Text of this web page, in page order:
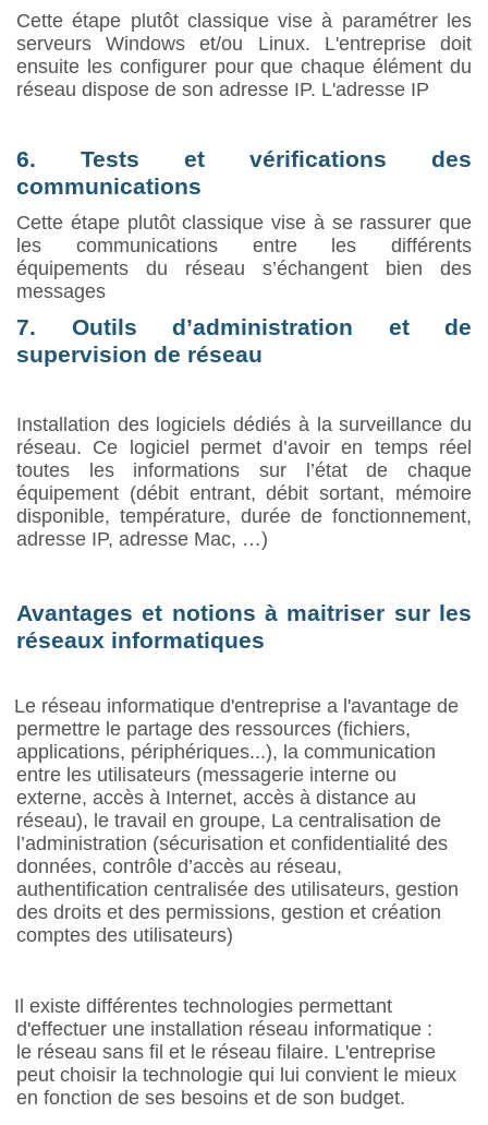
Cette étape plutôt classique vise à paramétrer les
serveurs Windows et/ou Linux. L'entreprise doit
ensuite les configurer pour que chaque élément du
réseau dispose de son adresse IP. L'adresse IP
6. Tests et vérifications des
communications
Cette étape plutôt classique vise à se rassurer que
les communications entre les différents
équipements du réseau s’échangent bien des
messages
7. Outils d’administration et de
supervision de réseau
Installation des logiciels dédiés à la surveillance du
réseau. Ce logiciel permet d’avoir en temps réel
toutes les informations sur l’état de chaque
équipement (débit entrant, débit sortant, mémoire
disponible, température, durée de fonctionnement,
adresse IP, adresse Mac, …)
Avantages et notions à maitriser sur les
réseaux informatiques
Le réseau informatique d'entreprise a l'avantage de
permettre le partage des ressources (fichiers,
applications, périphériques...), la communication
entre les utilisateurs (messagerie interne ou
externe, accès à Internet, accès à distance au
réseau), le travail en groupe, La centralisation de
l’administration (sécurisation et confidentialité des
données, contrôle d’accès au réseau,
authentification centralisée des utilisateurs, gestion
des droits et des permissions, gestion et création
comptes des utilisateurs)
Il existe différentes technologies permettant
d'effectuer une installation réseau informatique :
le réseau sans fil et le réseau filaire. L'entreprise
peut choisir la technologie qui lui convient le mieux
en fonction de ses besoins et de son budget.